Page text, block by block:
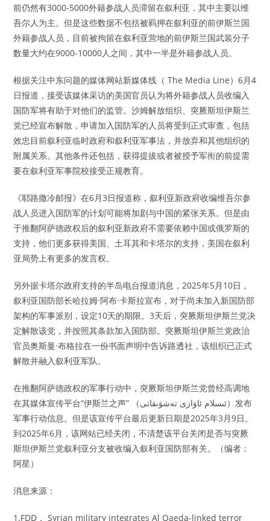
前仍然有3000-5000外籍参战人员滞留在叙利亚，其中主要以维
吾尔人为主。但是这些数据不包括被羁押在叙利亚的前伊斯兰国
外籍参战人员，目前被拘留在叙利亚营地的前伊斯兰国武装分子
数量大约在9000-10000人之间，其中一半是外籍参战人员。
根据关注中东问题的媒体网站新媒体线（ The Media Line）6月4
日报道，接受该媒体采访的美国官员认为将外籍参战人员收编入
国防军将有助于对他们的监管。沙姆解放组织、突厥斯坦伊斯兰
党已经宣布解散，申请加入国防军的人员将受到正式审查，包括
效忠目前叙利亚临时政府和叙利亚军事法，并放弃和其他组织的
附属关系。其他条件还包括，获得提拔或者被授予军衔的前提需
要在叙利亚军事院校接受正规教育。
《耶路撒冷邮报》在6月3日报道称，叙利亚新政府收编维吾尔参
战人员进入国防军的计划可能将加剧与中国的紧张关系。但是由
于推翻阿萨德政权后的叙利亚新政府不需要依赖中国或俄罗斯的
支持，他们更多获得美国、土耳其和卡塔尔的支持，美国在叙利
亚局势上有更多的发言权。
另外据卡塔尔政府支持的半岛电台报道消息，2025年5月10日，
叙利亚国防部长哈拉姆·阿布·卡斯拉宣布，对于尚未加入新国防部
架构的军事派别，设定10天的期限。3天后，突厥斯坦伊斯兰党决
定解散该党，并按照其条款加入国防部。突厥斯坦伊斯兰党政治
官员奥斯曼·布格拉在一份书面声明中告诉路透社，该组织已正式
解散并融入叙利亚军队。
在推翻阿萨德政权的军事行动中，突厥斯坦伊斯兰党曾经高调地
在其媒体宣传平台“伊斯兰之声” （ئىسلام ئاۋازى تەشۋىقاتى）发布
军事行动信息。但是该宣传平台最后更新日期是2025年3月9日。
到2025年6月，该网站已经关闭，不清楚该平台关闭是否与突厥
斯坦伊斯兰党叙利亚分支被收编入叙利亚国防部有关。（编者：
阿星）
消息来源：
1.FDD， Syrian military integrates Al Qaeda-linked terror